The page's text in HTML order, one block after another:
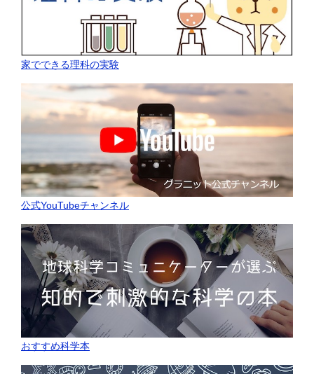
家でできる理科の実験
公式YouTubeチャンネル
おすすめ科学本